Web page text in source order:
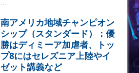
南アメリカ地域チャンピオン
シップ（スタンダード）：優
勝はディミーア加虐者、トッ
プ8にはセレズニア上陸やイ
ゼット講義など